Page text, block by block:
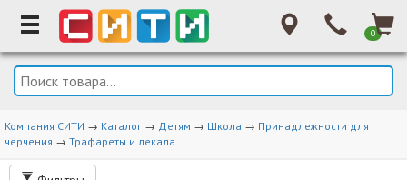
0
Компания СИТИ → Каталог → Детям → Школа → Принадлежности для
черчения → Трафареты и лекала